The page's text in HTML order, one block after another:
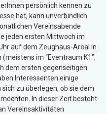
persönlich kennen zu
hat, kann unverbindlich
Vereinsabende
jeden ersten Mittwoch im
auf dem Zeughaus-Areal in
im “Eventraum K1”,
dem ersten gegenseitigen
Interessenten einige
sich zu überlegen, ob sie dem
In dieser Zeit besteht
Vereinsaktivitäten